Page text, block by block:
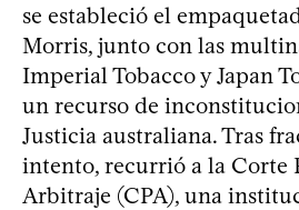
se estableció el
Morris, junto con las
Imperial Tobacco y Japan
un recurso de
Justicia australiana. Tras
intento, recurrió a la Corte
Arbitraje (CPA), una